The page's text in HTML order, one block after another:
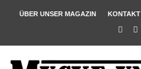
ÜBER UNSER MAGAZIN KONTAKT